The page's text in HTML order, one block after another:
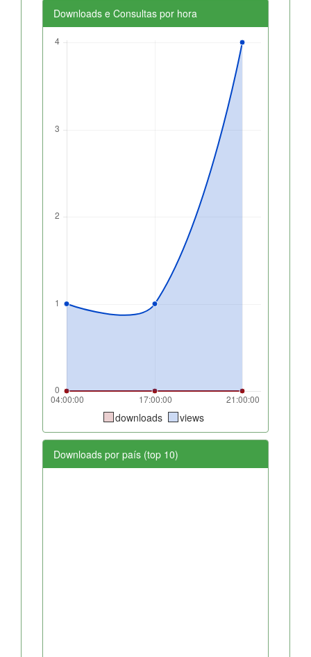
Downloads e Consultas por hora
downloads views
Downloads por país (top 10)